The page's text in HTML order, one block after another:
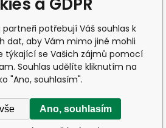
partneři potřebují Váš souhlas k
dat, aby Vám mimo jiné mohli
týkající se Vašich zájmů pomocí
Souhlas udělíte kliknutím na
"Ano, souhlasím".
Ano, souhlasím